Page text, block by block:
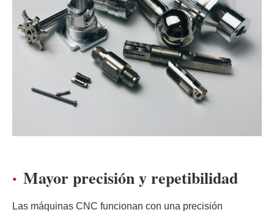
Mayor precisión y repetibilidad
Las máquinas CNC funcionan con una precisión